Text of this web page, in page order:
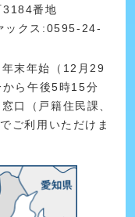
3184番地
ックス:0595-24-
末年始（12月29
ら午後5時15分
口（戸籍住民課、
ご利用いただけま